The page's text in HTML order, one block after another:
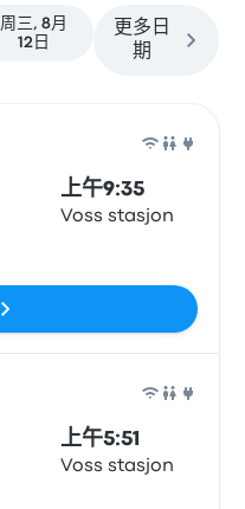
周三, 8月
12日
更多日
期
上午9:35
Voss stasjon
上午5:51
Voss stasjon